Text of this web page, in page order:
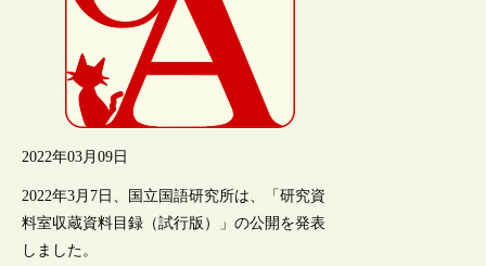
2022年03月09日
2022年3月7日、国立国語研究所は、「研究資
料室収蔵資料目録（試行版）」の公開を発表
しました。